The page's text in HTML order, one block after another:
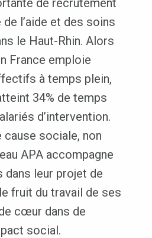
l’aide et des soins
le Haut-Rhin. Alors
France emploie
à temps plein,
34% de temps
d’intervention.
cause sociale, non
APA accompagne
dans leur projet de
fruit du travail de ses
cœur dans de
social.